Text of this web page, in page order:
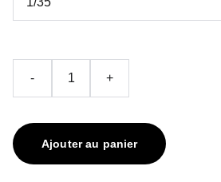
- +
Ajouter au panier